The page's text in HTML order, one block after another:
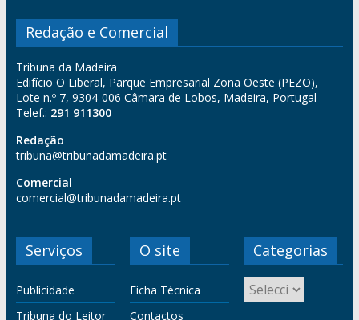
Redação e Comercial
Tribuna da Madeira
Edifício O Liberal, Parque Empresarial Zona Oeste (PEZO),
Lote n.º 7, 9304-006 Câmara de Lobos, Madeira, Portugal
Telef.: 291 911300
Redação
tribuna@tribunadamadeira.pt
Comercial
comercial@tribunadamadeira.pt
Serviços
Publicidade
Tribuna do Leitor
O site
Ficha Técnica
Contactos
Categorias